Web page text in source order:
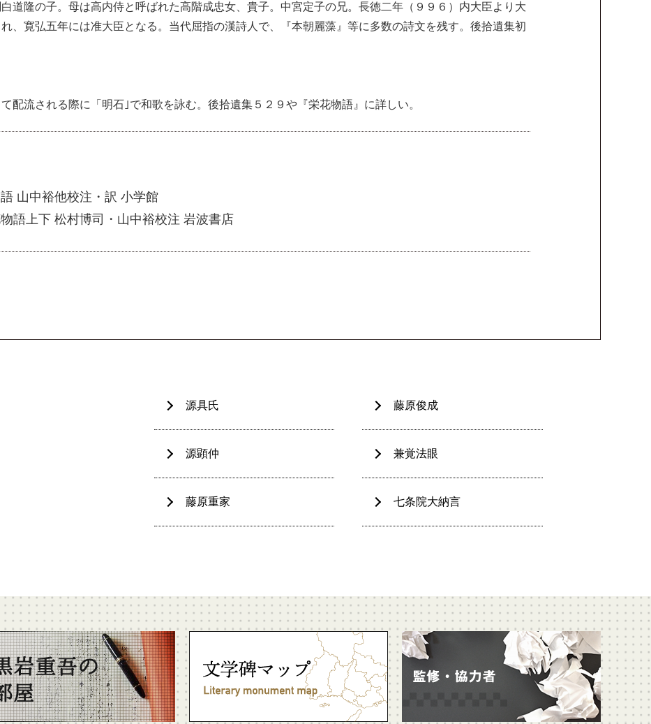
道隆の子。母は高内侍と呼ばれた高階成忠女、貴子。中宮定子の兄。長徳二年（９９６）内大臣より大
、寛弘五年には准大臣となる。当代屈指の漢詩人で、『本朝麗藻』等に多数の詩文を残す。後拾遺集初
配流される際に「明石｣で和歌を詠む。後拾遺集５２９や『栄花物語』に詳しい。
山中裕他校注・訳 小学館
語上下 松村博司・山中裕校注 岩波書店
源具氏 藤原俊成
源顕仲 兼覚法眼
藤原重家 七条院大納言